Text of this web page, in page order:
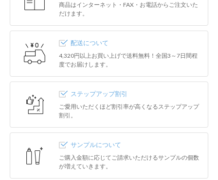
商品はインターネット・FAX・お電話からご注文いた
だけます。
配送について
4,320円以上お買い上げで送料無料！全国3～7日間程
度でお届けします。
ステップアップ割引
ご愛用いただくほど割引率が高くなるステップアップ
割引。
サンプルについて
ご購入金額に応じてご請求いただけるサンプルの個数
が増えていきます。